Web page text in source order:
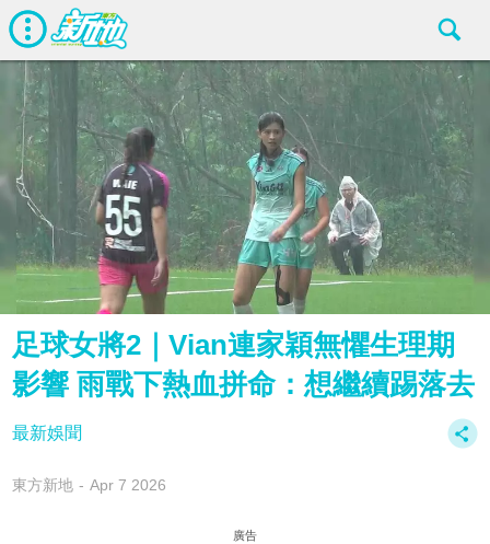
足球女將2｜Vian連家穎無懼生理期
影響 雨戰下熱血拼命：想繼續踢落去
最新娛聞
東方新地 Apr 7 2026
廣告